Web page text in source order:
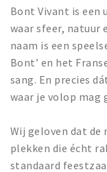
Uitjes &
Toeristische
Natuurgebieden
Baroniepoorten
Sport
Privacy
Bont Vivant is een
waar sfeer, natuur
naam is een
Bont’ en het
sang. En precies
waar je volop mag
Wij geloven dat
plekken die écht
standaard